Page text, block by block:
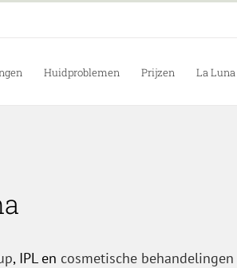
Huidproblemen Prijzen La Luna
, IPL en cosmetische behandelingen